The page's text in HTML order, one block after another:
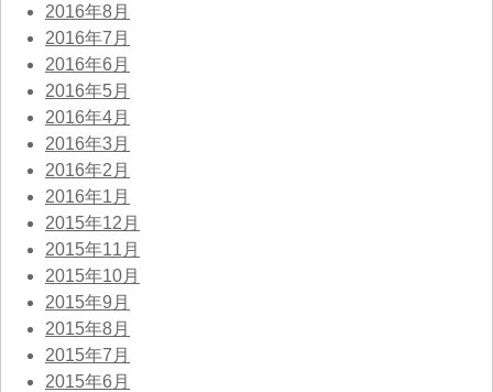
2016年8月
2016年7月
2016年6月
2016年5月
2016年4月
2016年3月
2016年2月
2016年1月
2015年12月
2015年11月
2015年10月
2015年9月
2015年8月
2015年7月
2015年6月